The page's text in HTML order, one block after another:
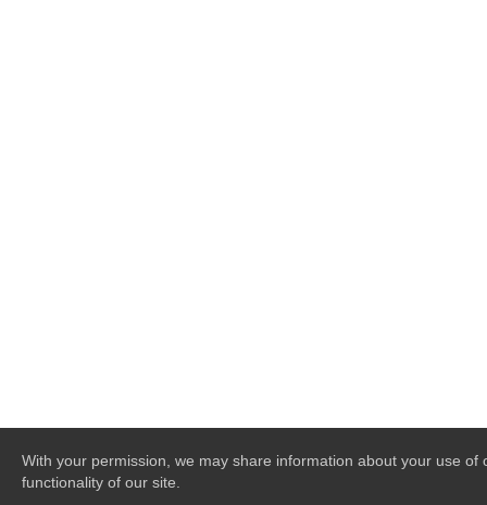
With your permission, we may share information about your use of
functionality of our site.